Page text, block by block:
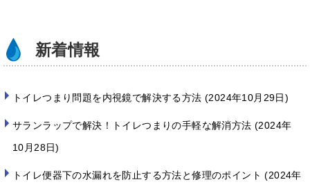
新着情報
トイレつまり問題を内視鏡で解決する方法 2024年10月29日
サランラップで解決！トイレつまりの手軽な解消方法
2024年
10月28日
トイレ便器下の水漏れを防止する方法と修理のポイント 2024年